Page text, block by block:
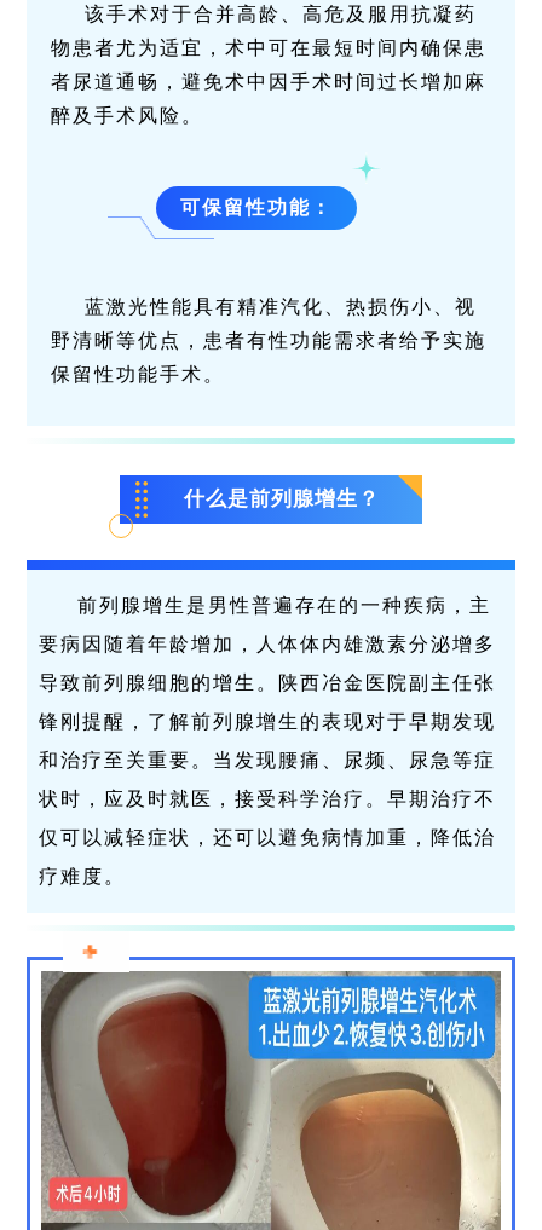
该手术对于合并高龄、高危及服用抗凝药
物患者尤为适宜，术中可在最短时间内确保患
者尿道通畅，避免术中因手术时间过长增加麻
醉及手术风险。
可保留性功能 ：
蓝激光性能具有精准汽化、热损伤小、视
野清晰等优点，患者有性功能需求者给予实施
保留性功能手术。
什么是前列腺增生？
前列腺增生是男性普遍存在的一种疾病，主
要病因随着年龄增加，人体体内雄激素分泌增多
导致前列腺细胞的增生。 陕西冶金医院副主任张
锋刚提醒， 了解前列腺增生的表现对于早期发现
和治疗至关重要。当发现腰痛、尿频、尿急等症
状时，应及时就医，接受科学治疗。早期治疗不
仅可以减轻症状，还可以避免病情加重，降低治
疗难度。